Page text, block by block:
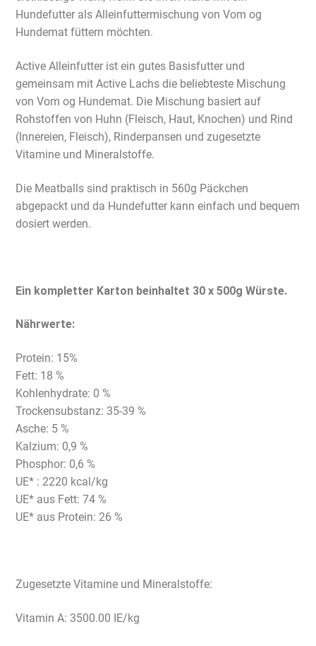
Hundefutter als Alleinfuttermischung von Vom og
Hundemat füttern möchten.
Active Alleinfutter ist ein gutes Basisfutter und
gemeinsam mit Active Lachs die beliebteste Mischung
von Vom og Hundemat. Die Mischung basiert auf
Rohstoffen von Huhn (Fleisch, Haut, Knochen) und Rind
(Innereien, Fleisch), Rinderpansen und zugesetzte
Vitamine und Mineralstoffe.
Die Meatballs sind praktisch in 560g Päckchen
abgepackt und da Hundefutter kann einfach und bequem
dosiert werden.
Ein kompletter Karton beinhaltet 30 x 500g Würste.
Nährwerte:
Protein: 15%
Fett: 18 %
Kohlenhydrate: 0 %
Trockensubstanz: 35-39 %
Asche: 5 %
Kalzium: 0,9 %
Phosphor: 0,6 %
UE* : 2220 kcal/kg
UE* aus Fett: 74 %
UE* aus Protein: 26 %
Zugesetzte Vitamine und Mineralstoffe:
Vitamin A: 3500.00 IE/kg